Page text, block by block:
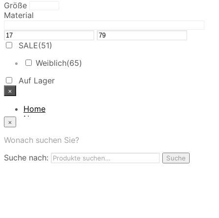
Größe
Material
SALE(51)
Weiblich(65)
Auf Lager
×
Home
News
App
Nutzungbedingungen
×
Wonach suchen Sie?
Suche nach:
Suche